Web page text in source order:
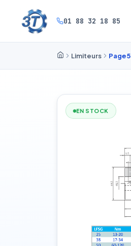
01 88 32 18 85
Limiteurs
EN STOCK